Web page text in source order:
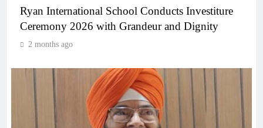
Ryan International School Conducts Investiture
Ceremony 2026 with Grandeur and Dignity
2 months ago